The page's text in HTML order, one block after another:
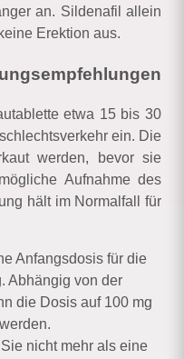
an. Sildenafil allein
Erektion aus.
etwa 15 bis 30
ein. Die
werden, bevor sie
Aufnahme des
hält im Normalfall für
Anfangsdosis für die
Abhängig von der
die Dosis auf 100 mg
nicht mehr als eine